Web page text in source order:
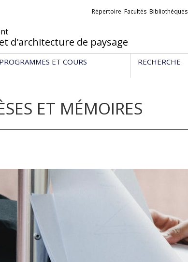
d'architecture de paysage
Liens
Répertoire Facultés Bibliothèques
PROGRAMMES ET COURS RECHERCHE
ET MÉMOIRES